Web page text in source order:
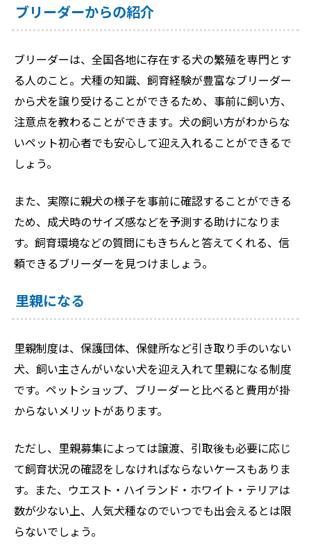
ブリーダーからの紹介
ブリーダーは、全国各地に存在する犬の繁殖を専門とす
る人のこと。犬種の知識、飼育経験が豊富なブリーダー
から犬を譲り受けることができるため、事前に飼い方、
注意点を教わることができます。犬の飼い方がわからな
いペット初心者でも安心して迎え入れることができるで
しょう。
また、実際に親犬の様子を事前に確認することができる
ため、成犬時のサイズ感などを予測する助けになりま
す。飼育環境などの質問にもきちんと答えてくれる、信
頼できるブリーダーを見つけましょう。
里親になる
里親制度は、保護団体、保健所など引き取り手のいない
犬、飼い主さんがいない犬を迎え入れて里親になる制度
です。ペットショップ、ブリーダーと比べると費用が掛
からないメリットがあります。
ただし、里親募集によっては譲渡、引取後も必要に応じ
て飼育状況の確認をしなければならないケースもありま
す。また、ウエスト・ハイランド・ホワイト・テリアは
数が少ない上、人気犬種なのでいつでも出会えるとは限
らないでしょう。